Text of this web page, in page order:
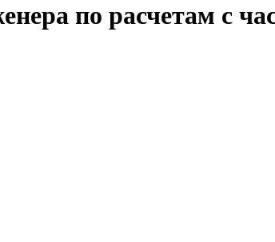
по расчетам с